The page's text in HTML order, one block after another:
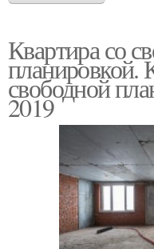
Квартира со
планировкой.
свободной
2019